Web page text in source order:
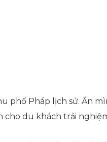
phố Pháp lịch sử. Ẩn
cho du khách trải